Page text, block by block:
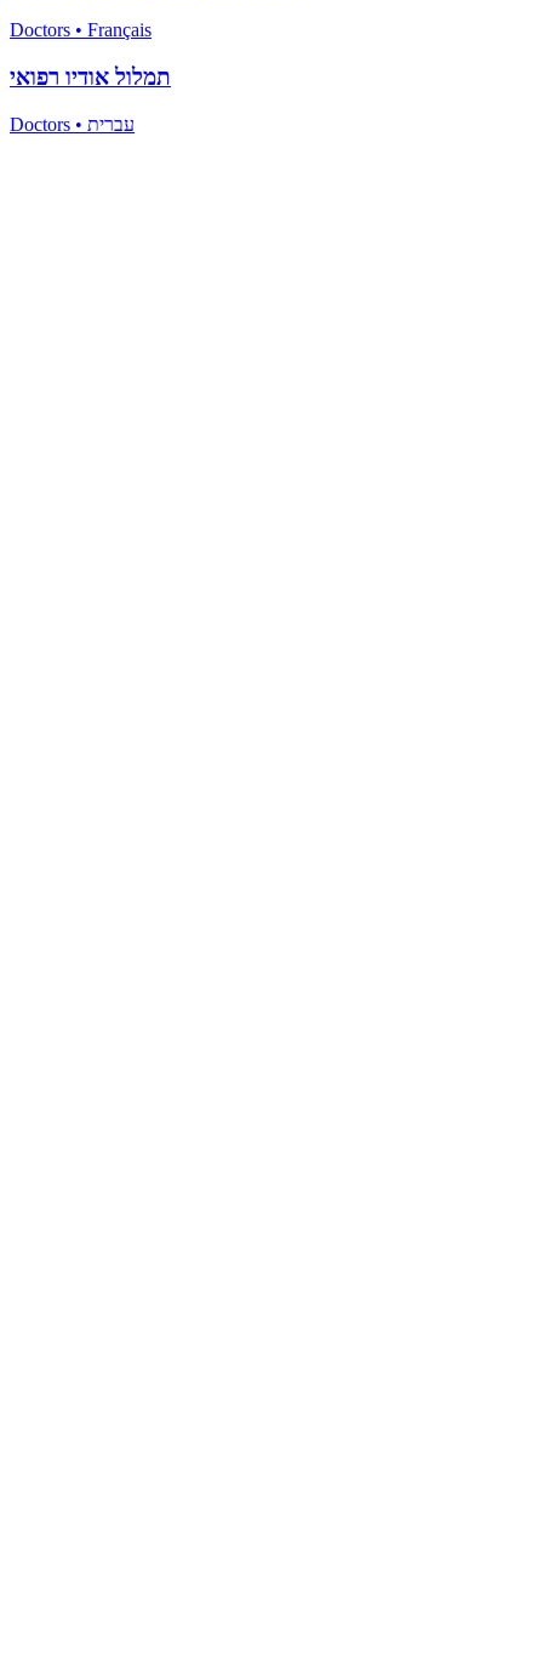
Doctors • Français
תמלול אודיו רפואי
Doctors • עברית